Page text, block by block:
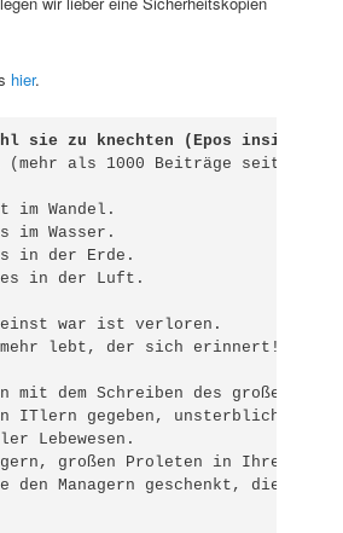
hier.
sie zu knechten (Epos inside)
(mehr als 1000 Beiträge seit
im Wandel.
im Wasser.
in der Erde.
in der Luft.
einst war ist verloren.
mehr lebt, der sich erinnert!
mit dem Schreiben des großen
ITlern gegeben, unsterblich und
Lebewesen.
großen Proleten in Ihren
den Managern geschenkt, die vor